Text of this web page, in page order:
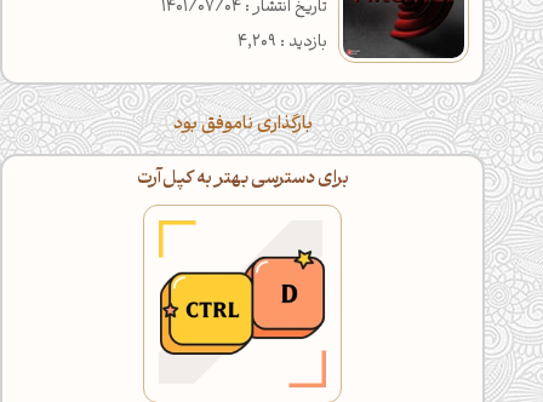
تاریخ انتشار : 1401/07/04
بازدید : 4,209
بارگذاری ناموفق بود
برای دسترسی بهتر به کپل‌آرت